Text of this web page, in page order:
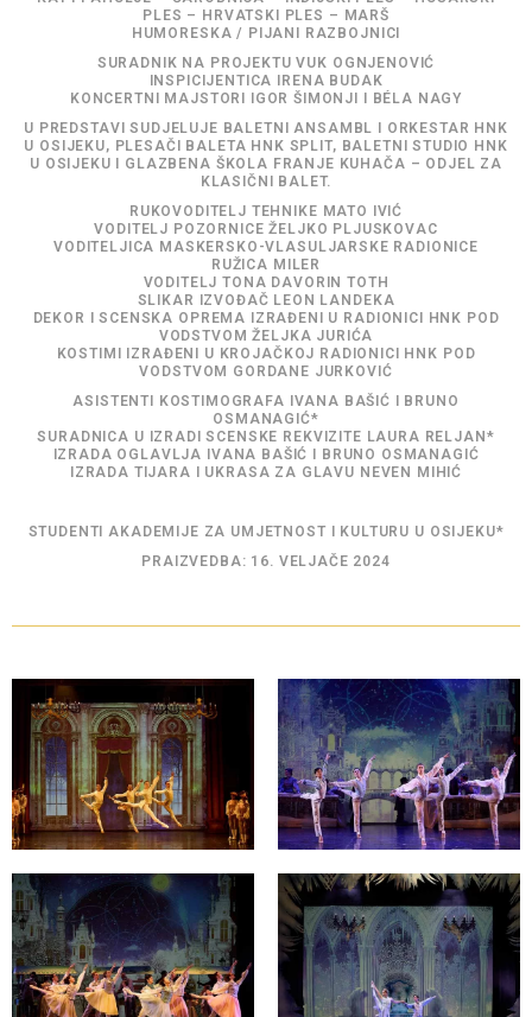
PLES – HRVATSKI PLES – MARŠ
HUMORESKA / PIJANI RAZBOJNICI
SURADNIK NA PROJEKTU VUK OGNJENOVIĆ
INSPICIJENTICA IRENA BUDAK
KONCERTNI MAJSTORI IGOR ŠIMONJI I BÉLA NAGY
U PREDSTAVI SUDJELUJE BALETNI ANSAMBL I ORKESTAR HNK
U OSIJEKU, PLESAČI BALETA HNK SPLIT, BALETNI STUDIO HNK
U OSIJEKU I GLAZBENA ŠKOLA FRANJE KUHAČA – ODJEL ZA
KLASIČNI BALET.
RUKOVODITELJ TEHNIKE MATO IVIĆ
VODITELJ POZORNICE ŽELJKO PLJUSKOVAC
VODITELJICA MASKERSKO-VLASULJARSKE RADIONICE
RUŽICA MILER
VODITELJ TONA DAVORIN TOTH
SLIKAR IZVOĐAČ LEON LANDEKA
DEKOR I SCENSKA OPREMA IZRAĐENI U RADIONICI HNK POD
VODSTVOM ŽELJKA JURIĆA
KOSTIMI IZRAĐENI U KROJAČKOJ RADIONICI HNK POD
VODSTVOM GORDANE JURKOVIĆ
ASISTENTI KOSTIMOGRAFA IVANA BAŠIĆ I BRUNO
OSMANAGIĆ*
SURADNICA U IZRADI SCENSKE REKVIZITE LAURA RELJAN*
IZRADA OGLAVLJA IVANA BAŠIĆ I BRUNO OSMANAGIĆ
IZRADA TIJARA I UKRASA ZA GLAVU NEVEN MIHIĆ
STUDENTI AKADEMIJE ZA UMJETNOST I KULTURU U OSIJEKU*
PRAIZVEDBA: 16. VELJAČE 2024